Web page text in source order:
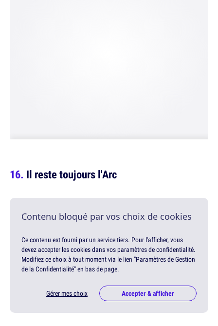
Il reste toujours l'Arc
Contenu bloqué par vos choix de cookies
Ce contenu est fourni par un service tiers. Pour l'afficher, vous
devez accepter les cookies dans vos paramètres de confidentialité.
Modifiez ce choix à tout moment via le lien "Paramètres de Gestion
de la Confidentialité" en bas de page.
Gérer mes choix Accepter & afficher